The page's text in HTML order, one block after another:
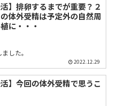
活】排卵するまでが重要？２
体外受精は予定外の自然周
に・・・
した。
2022.12.29
活】今回の体外受精で思うこ